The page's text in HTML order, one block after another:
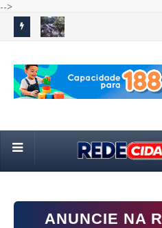
-->
avenida Salgado Filho
GUARULHOS
ANUNCIE NA